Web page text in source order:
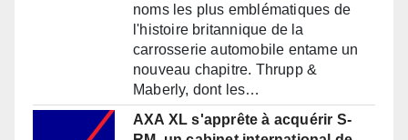
noms les plus emblématiques de
l'histoire britannique de la
carrosserie automobile entame un
nouveau chapitre. Thrupp &
Maberly, dont les…
AXA XL s'apprête à acquérir S-